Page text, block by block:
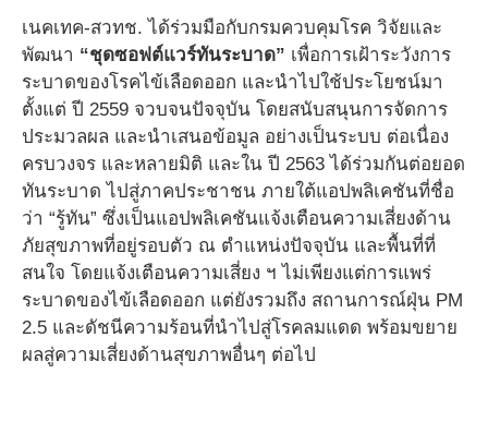
เนคเทค-สวทช. ได้ร่วมมือกับกรมควบคุมโรค วิจัยและ
พัฒนา “ชุดซอฟต์แวร์ทันระบาด” เพื่อการเฝ้าระวังการ
ระบาดของโรคไข้เลือดออก และนำไปใช้ประโยชน์มา
ตั้งแต่ ปี 2559 จวบจนปัจจุบัน โดยสนับสนุนการจัดการ
ประมวลผล และนำเสนอข้อมูล อย่างเป็นระบบ ต่อเนื่อง
ครบวงจร และหลายมิติ และใน ปี 2563 ได้ร่วมกันต่อยอด
ทันระบาด ไปสู่ภาคประชาชน ภายใต้แอปพลิเคชันที่ชื่อ
ว่า “รู้ทัน” ซึ่งเป็นแอปพลิเคชันแจ้งเตือนความเสี่ยงด้าน
ภัยสุขภาพที่อยู่รอบตัว ณ ตำแหน่งปัจจุบัน และพื้นที่ที่
สนใจ โดยแจ้งเตือนความเสี่ยง ฯ ไม่เพียงแต่การแพร่
ระบาดของไข้เลือดออก แต่ยังรวมถึง สถานการณ์ฝุ่น PM
2.5 และดัชนีความร้อนที่นำไปสู่โรคลมแดด พร้อมขยาย
ผลสู่ความเสี่ยงด้านสุขภาพอื่นๆ ต่อไป